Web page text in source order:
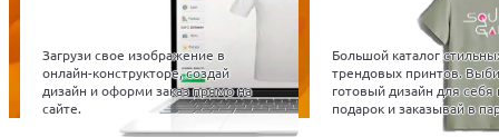
Загрузи свое изображение в
онлайн-конструкторе, создай
дизайн и оформи заказ прямо на
сайте.
Большой каталог
трендовых принтов.
готовый дизайн для себя
подарок и заказывай в